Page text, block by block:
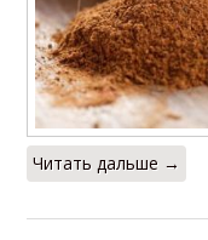
Читать дальше →